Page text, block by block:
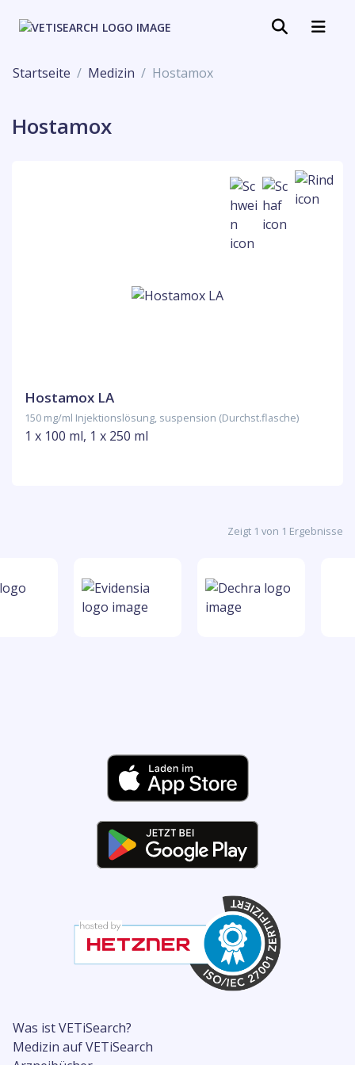
Startseite Medizin Hostamox
Hostamox
Hostamox LA
150 mg/ml Injektionslösung, suspension (Durchst.flasche)
1 x 100 ml, 1 x 250 ml
Zeigt 1 von 1 Ergebnisse
Was ist VETiSearch?
Medizin auf VETiSearch